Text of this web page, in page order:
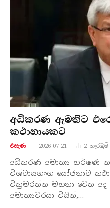
අධිකරණ ඇමතිට
කථානායකට
එසැණ 2026-07-21 2 නැරඹු​ම්
අධිකරණ අමාත්‍ය හර්ෂණ
විශ්වාසභංග යෝජනාව
වික්‍රමරත්න මහතා වෙත අද
අමාත්‍යවරයා විසින්,…